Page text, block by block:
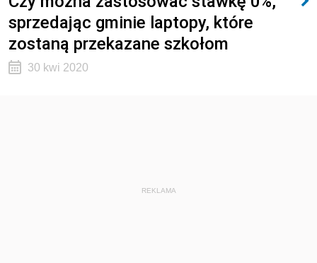
sprzedając gminie laptopy, które
zostaną przekazane szkołom
30 kwi 2020
REKLAMA